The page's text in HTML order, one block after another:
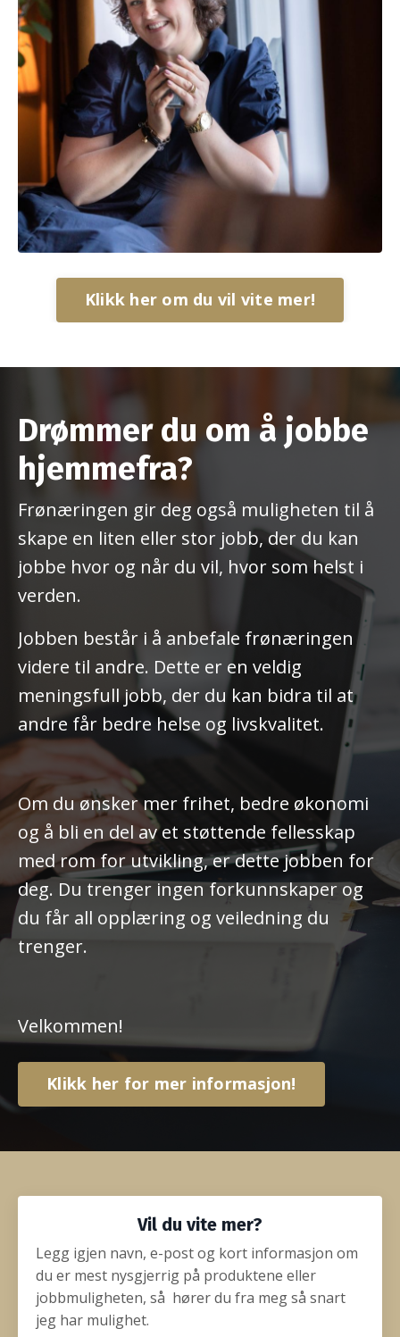
Klikk her om du vil vite mer!
Drømmer du om å jobbe
hjemmefra?
Frønæringen gir deg også muligheten til å
skape en liten eller stor jobb, der du kan
jobbe hvor og når du vil, hvor som helst i
verden.
Jobben består i å anbefale frønæringen
videre til andre. Dette er en veldig
meningsfull jobb, der du kan bidra til at
andre får bedre helse og livskvalitet.
Om du ønsker mer frihet, bedre økonomi
og å bli en del av et støttende fellesskap
med rom for utvikling, er dette jobben for
deg. Du trenger ingen forkunnskaper og
du får all opplæring og veiledning du
trenger.
Velkommen!
Klikk her for mer informasjon!
Vil du vite mer?
Legg igjen navn, e-post og kort informasjon om
du er mest nysgjerrig på produktene eller
jobbmuligheten, så hører du fra meg så snart
jeg har mulighet.